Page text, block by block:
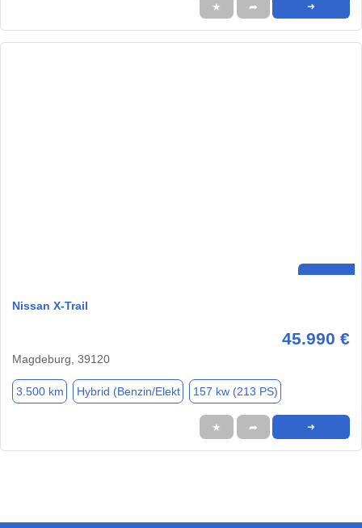
★ ➦ ➜
Nissan X-Trail
45.990 €
Magdeburg, 39120
3.500 km Hybrid (Benzin/Elekt 157 kw (213 PS)
★ ➦ ➜